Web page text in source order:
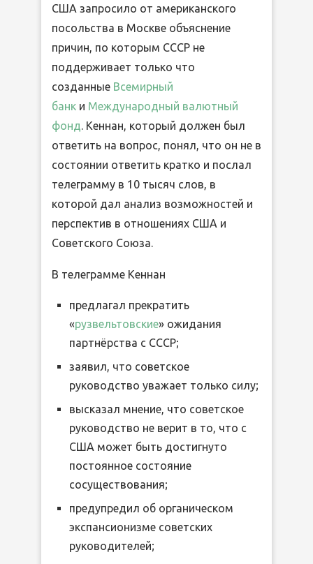
США запросило от американского
посольства в Москве объяснение
причин, по которым СССР не
поддерживает только что
созданные Всемирный
банк и Международный валютный
фонд. Кеннан, который должен был
ответить на вопрос, понял, что он не в
состоянии ответить кратко и послал
телеграмму в 10 тысяч слов, в
которой дал анализ возможностей и
перспектив в отношениях США и
Советского Союза.
В телеграмме Кеннан
предлагал прекратить
«рузвельтовские» ожидания
партнёрства с СССР;
заявил, что советское
руководство уважает только силу;
высказал мнение, что советское
руководство не верит в то, что с
США может быть достигнуто
постоянное состояние
сосуществования;
предупредил об органическом
экспансионизме советских
руководителей;